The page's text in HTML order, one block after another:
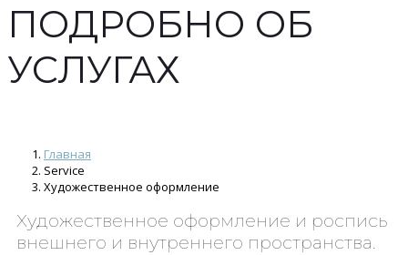
ПОДРОБНО ОБ
УСЛУГАХ
Главная
Service
Художественное оформление
Художественное оформление и роспись
внешнего и внутреннего пространства.